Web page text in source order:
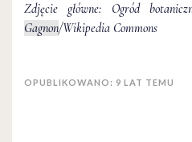
Zdjęcie główne: Ogród
Gagnon/Wikipedia Commons
OPUBLIKOWANO: 9 LAT TEMU